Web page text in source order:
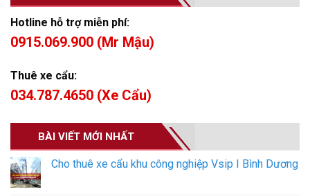
Hotline hỗ trợ miễn phí:
0915.069.900 (Mr Mậu)
Thuê xe cẩu:
034.787.4650 (Xe Cẩu)
BÀI VIẾT MỚI NHẤT
Cho thuê xe cẩu khu công nghiệp Vsip I Bình Dương